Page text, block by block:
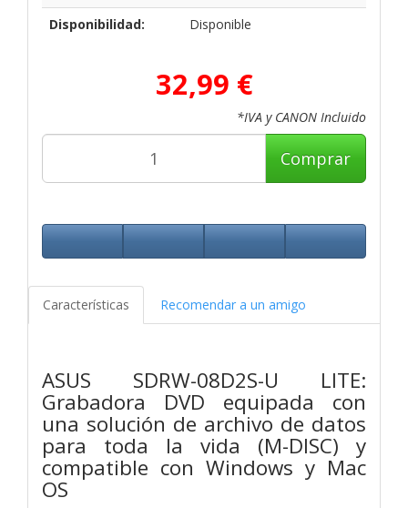
Disponibilidad:
Disponible
32,99 €
*IVA y CANON Incluido
Comprar
Características Recomendar a un amigo
ASUS SDRW-08D2S-U LITE:
Grabadora DVD equipada con
una solución de archivo de datos
para toda la vida (M-DISC) y
compatible con Windows y Mac
OS